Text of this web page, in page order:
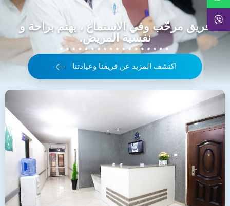
فريق مرحّب وفي الاستماع ، يهتم براحة و
نفسية المريض.
اكتشف المزيد عن فريقنا وعيادتنا